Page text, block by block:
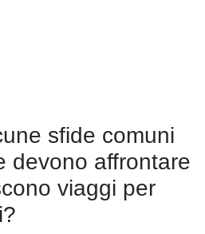
sfide comuni
devono affrontare
viaggi per